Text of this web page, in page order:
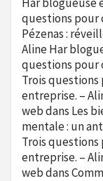
questions pour
Pézenas :
Aline Har
questions pour
Trois questions
entreprise. –
webdans Les
mentale : un
Trois questions
entreprise. –
webdans